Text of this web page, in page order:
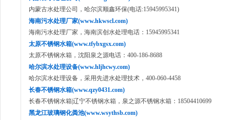
内蒙古水处理公司，哈尔滨顺鑫环保(电话:15945995341)
海南污水处理厂家(www.hkwscl.com)
海南污水处理厂家，海南滨创水处理电话：15945995341
太原不锈钢水箱(www.tfybxgsx.com)
太原不锈钢水箱，沈阳泉之源电话：400-186-8688
哈尔滨水处理设备(www.hljhcwy.com)
哈尔滨水处理设备，采用先进水处理技术，400-060-4458
长春不锈钢水箱(www.qzy0431.com)
长春不锈钢水箱|辽宁不锈钢水箱，泉之源不锈钢水箱：18504410699
黑龙江玻璃钢化粪池(www.wsythsb.com)